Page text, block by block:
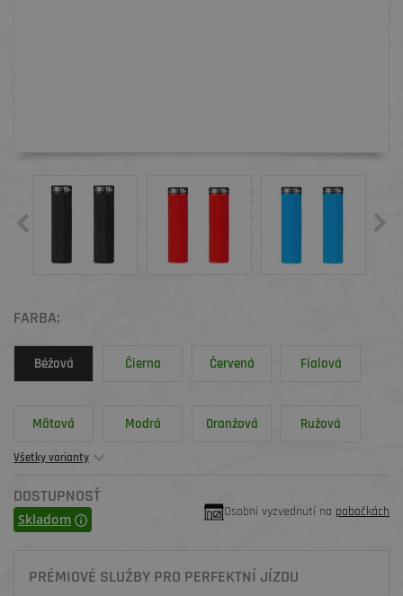
FARBA:
Béžová Čierna Červená Fialová
Mätová Modrá Oranžová Ružová
Všetky varianty
DOSTUPNOSŤ
Skladom Osobní vyzvednutí na pobočkách
PRÉMIOVÉ SLUŽBY PRO PERFEKTNÍ JÍZDU